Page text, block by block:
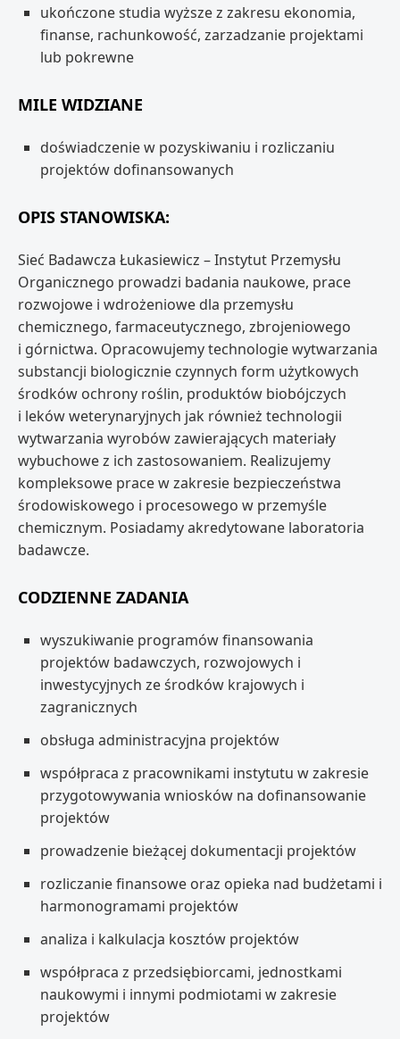
ukończone studia wyższe z zakresu ekonomia,
finanse, rachunkowość, zarzadzanie projektami
lub pokrewne
MILE WIDZIANE
doświadczenie w pozyskiwaniu i rozliczaniu
projektów dofinansowanych
OPIS STANOWISKA:
Sieć Badawcza Łukasiewicz – Instytut Przemysłu
Organicznego prowadzi badania naukowe, prace
rozwojowe i wdrożeniowe dla przemysłu
chemicznego, farmaceutycznego, zbrojeniowego
i górnictwa. Opracowujemy technologie wytwarzania
substancji biologicznie czynnych form użytkowych
środków ochrony roślin, produktów biobójczych
i leków weterynaryjnych jak również technologii
wytwarzania wyrobów zawierających materiały
wybuchowe z ich zastosowaniem. Realizujemy
kompleksowe prace w zakresie bezpieczeństwa
środowiskowego i procesowego w przemyśle
chemicznym. Posiadamy akredytowane laboratoria
badawcze.
CODZIENNE ZADANIA
wyszukiwanie programów finansowania
projektów badawczych, rozwojowych i
inwestycyjnych ze środków krajowych i
zagranicznych
obsługa administracyjna projektów
współpraca z pracownikami instytutu w zakresie
przygotowywania wniosków na dofinansowanie
projektów
prowadzenie bieżącej dokumentacji projektów
rozliczanie finansowe oraz opieka nad budżetami i
harmonogramami projektów
analiza i kalkulacja kosztów projektów
współpraca z przedsiębiorcami, jednostkami
naukowymi i innymi podmiotami w zakresie
projektów